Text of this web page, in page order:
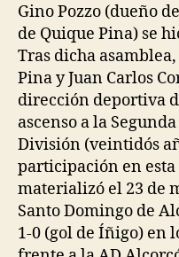
Gino Pozzo (dueño
de Quique Pina) se
Tras dicha
Pina y Juan Carlos
dirección deportiva
ascenso a la
División (veintidós
participación en esta
materializó el 23 de
Santo Domingo de
1-0 (gol de Íñigo) en